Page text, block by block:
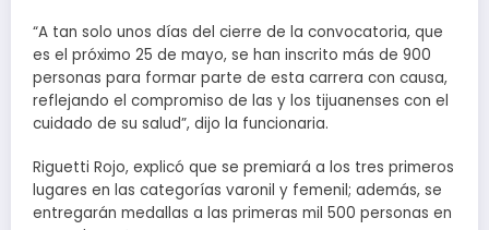
“A tan solo unos días del cierre de la convocatoria, que
es el próximo 25 de mayo, se han inscrito más de 900
personas para formar parte de esta carrera con causa,
reflejando el compromiso de las y los tijuanenses con el
cuidado de su salud”, dijo la funcionaria.
Riguetti Rojo, explicó que se premiará a los tres primeros
lugares en las categorías varonil y femenil; además, se
entregarán medallas a las primeras mil 500 personas en